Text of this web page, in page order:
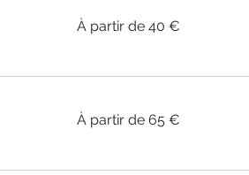
À
partir
À partir de 40 €
À
partir
À partir de 65 €